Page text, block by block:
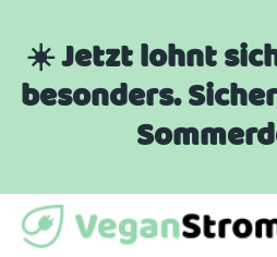
☀️ Jetzt lohnt
besonders.